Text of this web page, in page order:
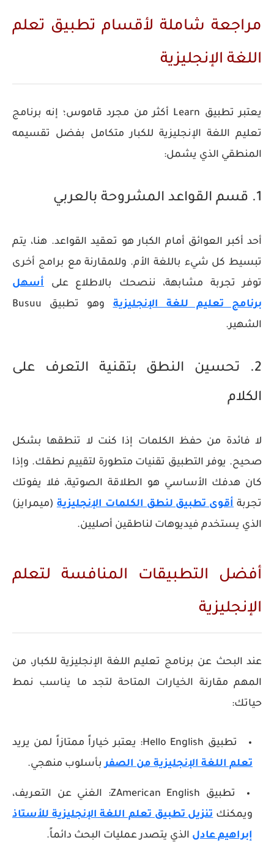
مراجعة شاملة لأقسام تطبيق تعلم
اللغة الإنجليزية
يعتبر تطبيق Learn أكثر من مجرد قاموس؛ إنه
برنامج
تعليم اللغة الإنجليزية للكبارمتكامل بفضل تقسيمه
المنطقي الذي يشمل:
1. قسم القواعد المشروحة بالعربي
أحد أكبر العوائق أمام الكبار هو تعقيد القواعد. هنا، يتم
تبسيط كل شيء باللغة الأم. وللمقارنة مع برامج أخرى
توفر تجربة مشابهة، ننصحك بالاطلاع على أسهل
برنامج تعليم للغة الإنجليزية
وهو تطبيق Busuu
الشهير.
2. تحسين النطق بتقنية التعرف على
الكلام
لا فائدة من حفظ الكلمات إذا كنت لا تنطقها بشكل
صحيح. يوفر التطبيق تقنيات متطورة لتقييم نطقك. وإذا
كان هدفك الأساسي هو الطلاقة الصوتية، فلا يفوتك
تجربةأقوى تطبيق لنطق الكلمات الإنجليزية(ميمرايز)
الذي يستخدم فيديوهات لناطقين أصليين.
أفضل التطبيقات المنافسة لتعلم
الإنجليزية
عند البحث عن برنامج تعليم اللغة الإنجليزية للكبار، من
المهم مقارنة الخيارات المتاحة لتجد ما يناسب نمط
حياتك:
تطبيق Hello English:
يعتبر خياراً ممتازاً لمن يريد
تعلم اللغة الإنجليزية من الصفربأسلوب منهجي.
تطبيق ZAmerican English:
الغني عن التعريف،
ويمكنكتنزيل تطبيق تعلم اللغة الإنجليزية للأستاذ
إبراهيم عادل الذي يتصدر عمليات البحث دائماً.